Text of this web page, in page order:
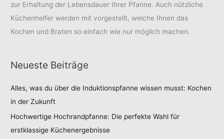
zur Erhaltung der Lebensdauer Ihrer Pfanne. Auch nützliche
Küchenhelfer werden mit vorgestellt, welche Ihnen das
Kochen und Braten so einfach wie nur möglich machen.
Neueste Beiträge
Alles, was du über die Induktionspfanne wissen musst: Kochen
in der Zukunft
Hochwertige Hochrandpfanne: Die perfekte Wahl für
erstklassige Küchenergebnisse